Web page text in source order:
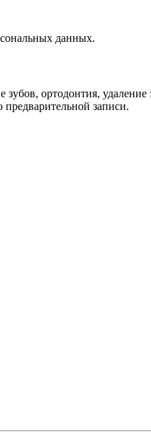
данных.
ортодонтия, удаление
предварительной записи.